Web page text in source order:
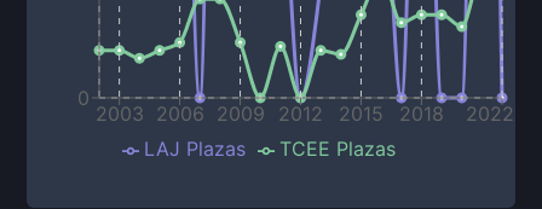
2003 2006 2009 2012 2015 2018 2022
0
LAJ Plazas TCEE Plazas